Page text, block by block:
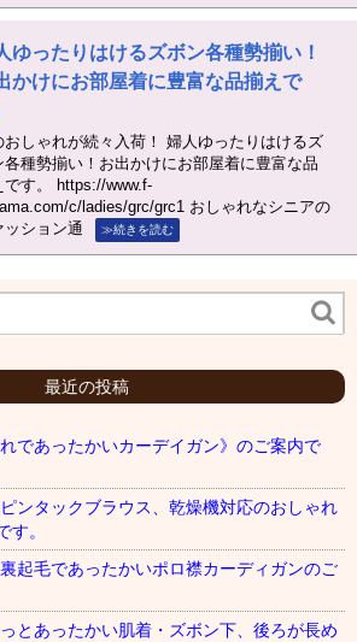
ゆったりはけるズボン各種勢揃い！
かけにお部屋着に豊富な品揃えで
おしゃれが続々入荷！ 婦人ゆったりはけるズ
各種勢揃い！お出かけにお部屋着に豊富な品
です。 https://www.f-
c/ladies/grc/grc1 おしゃれなシニアの
ッション通
≫続きを読む
最近の投稿
れであったかいカーデイガン》のご案内で
ンタックブラウス、乾燥機対応のおしゃれ
す。
裏起毛であったかいポロ襟カーディガンのご
とあったかい肌着・ズボン下、後ろが長め